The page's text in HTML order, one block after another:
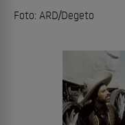
Foto: ARD/Degeto